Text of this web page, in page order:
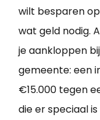
wilt besparen
wat geld nodig.
je aankloppen
gemeente: een
€15.000 tegen
die er speciaal